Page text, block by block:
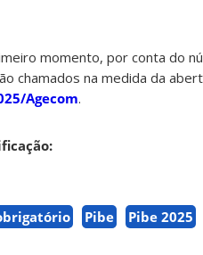
momento, por conta do
chamados na medida da
Agecom.
Pibe Pibe 2025